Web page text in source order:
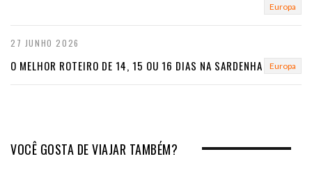
Europa
27 JUNHO 2026
O MELHOR ROTEIRO DE 14, 15 OU 16 DIAS NA SARDENHA Europa
VOCÊ GOSTA DE VIAJAR TAMBÉM?